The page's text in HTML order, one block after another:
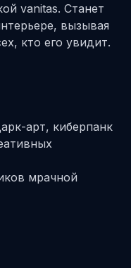
vanitas. Станет
вызывая
кто его увидит.
арт, киберпанк
мрачной